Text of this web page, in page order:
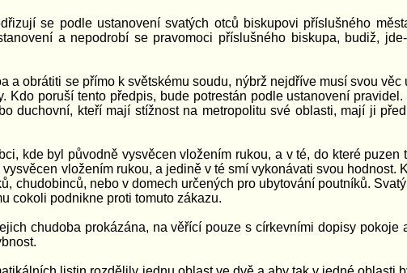
se podle ustanovení svatých otců biskupovi příslušného
a nepodrobí se pravomoci příslušného biskupa, budiž,
obrátiti se přímo k světskému soudu, nýbrž nejdříve musí svou
poruší tento předpis, bude potrestán podle ustanovení
duchovní, kteří mají stížnost na metropolitu své oblasti, mají ji
kde byl původně vysvěcen vložením rukou, a v té, do které puzen
vložením rukou, a jedině v té smí vykonávati svou hodnost.
chudobinců, nebo v domech určených pro ubytování poutníků.
cokoli podnikne proti tomuto zákazu.
chudoba prokázána, na věřící pouze s církevními dopisy pokoje